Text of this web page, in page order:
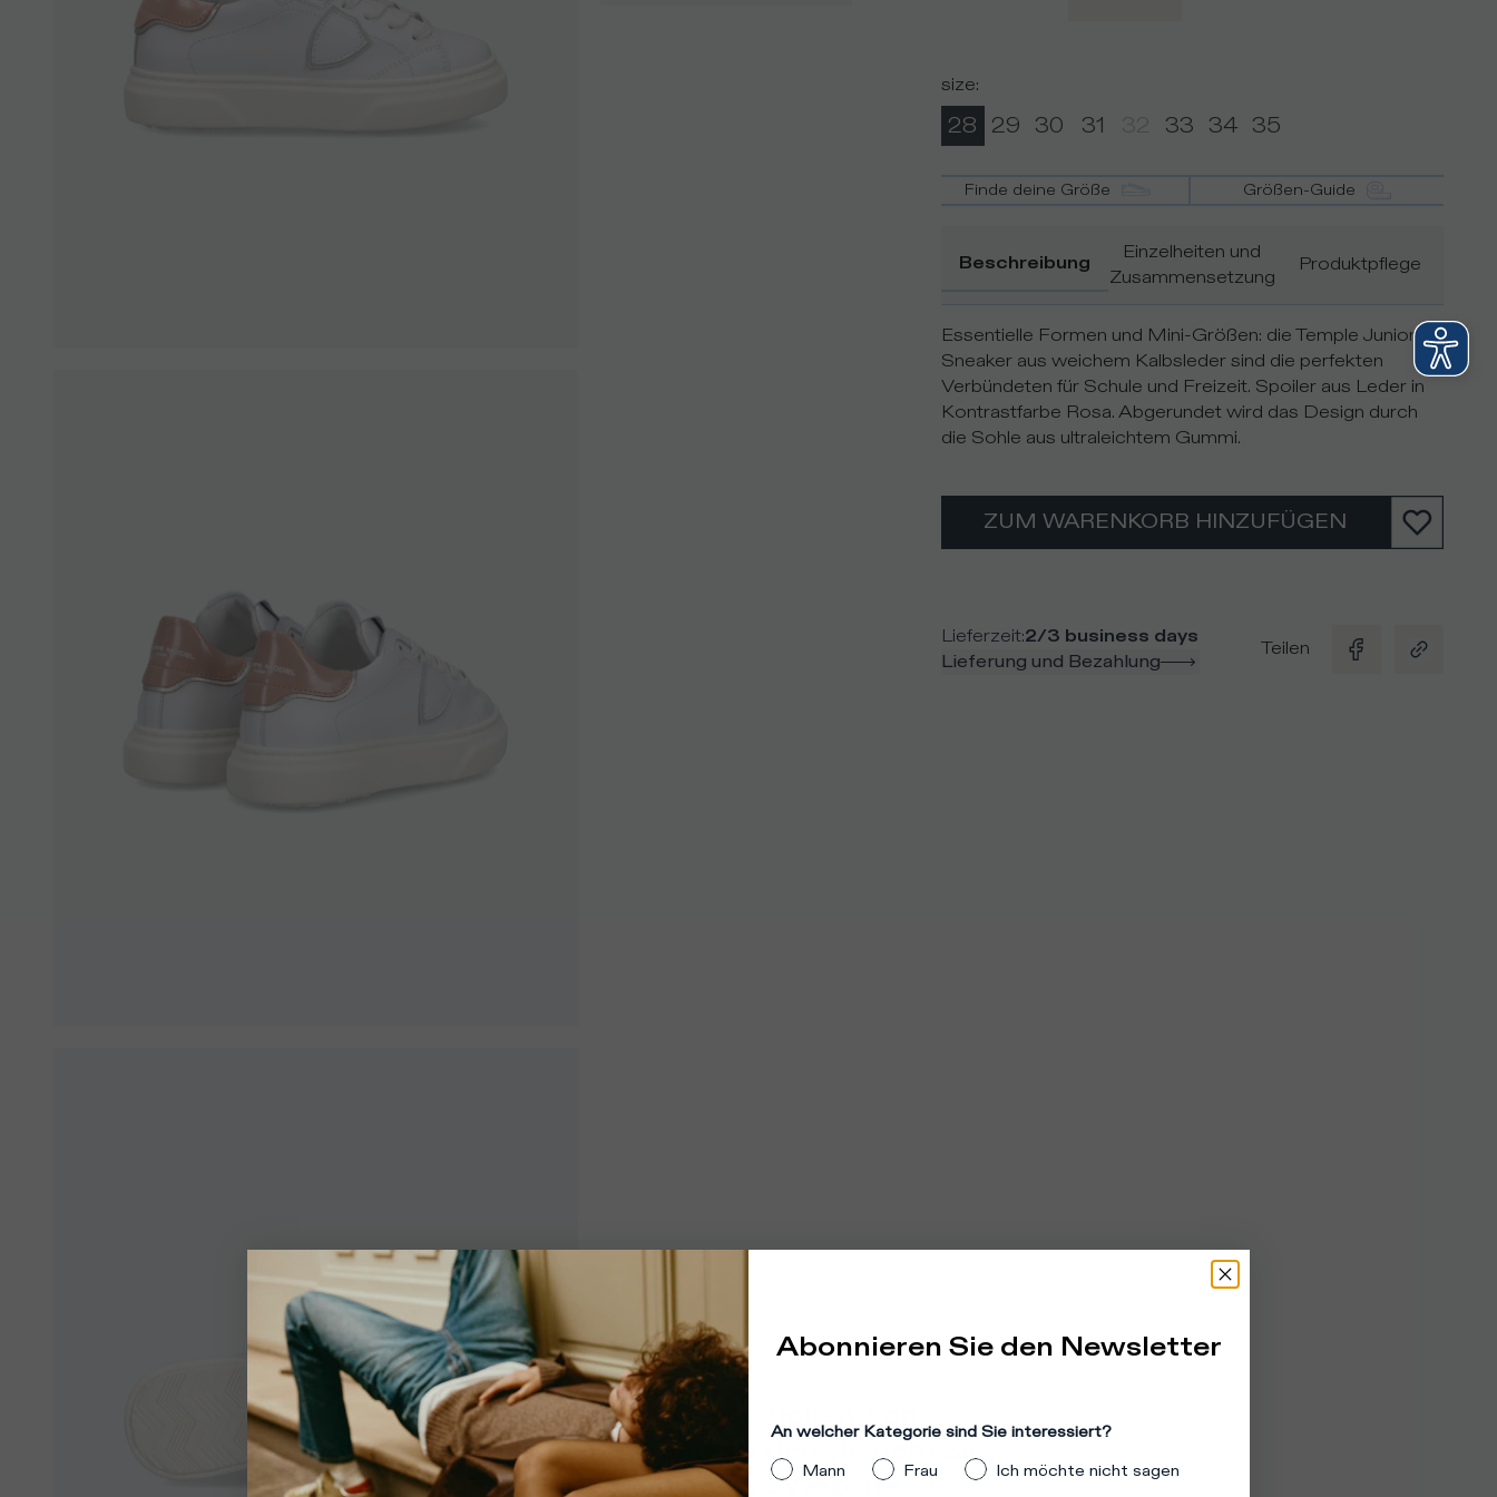
size:
28 29 30 31 33 34 35
Finde deine Größe Größen-Guide
Beschreibung
Einzelheiten und
Zusammensetzung
Produktpflege
Essentielle Formen und Mini-Größen: die Temple Junior
Sneaker aus weichem Kalbsleder sind die perfekten
Verbündeten für Schule und Freizeit. Spoiler aus Leder in
Kontrastfarbe Rosa. Abgerundet wird das Design durch
die Sohle aus ultraleichtem Gummi.
ZUM WARENKORB HINZUFÜGEN
Lieferzeit:2/3 business days
Lieferung und Bezahlung
Teilen
Ihr Standort: Vereinigte Staaten
Es scheint, dass Sie versuchen, von
einem anderen Land als dem, in dem Sie
sich befinden, auf unsere Website
Abonnieren Sie den Newsletter
An welcher Kategorie sind Sie interessiert?
Mann
Frau Ich möchte nicht sagen